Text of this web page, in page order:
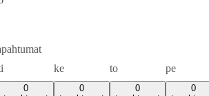
kekeskiviikkototorstai pe
0
0
0
0